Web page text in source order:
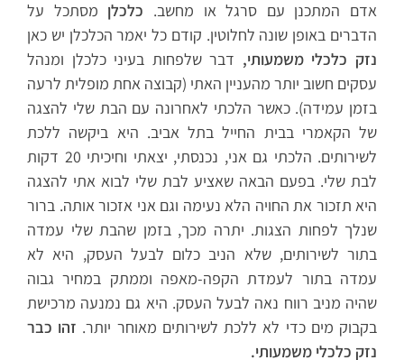
אדם המתכנן עם סרגל או מחשב.כלכלןמסתכל על
הדברים באופן שונה לחלוטין. קודם כל יאמר הכלכלן יש כאן
נזק כלכלי משמעותי,דבר שלפחות בעיני כלכלן ומנהל
עסקים חשוב יותר מהעניין האתי (קבוצה אחת מופלית לרעה
בזמן עמידה). כאשר הלכתי לאחרונה עם הבת שלי להצגה
של הקאמרי בבית החייל בתל אביב. היא ביקשה ללכת
לשירותים. הלכתי גם אני, נכנסתי, יצאתי וחיכיתי 20 דקות
לבת שלי. בפעם הבאה שאציע לבת שלי לבוא אתי להצגה
היא תזכור את החויה הלא נעימה וגם אני אזכור אותה. ברור
שנלך לפחות הצגות. יתרה מכך, בזמן שהבת שלי עמדה
בתור לשירותים, שלא הניב כלום לבעל העסק, היא לא
עמדה בתור לעמדת הקפה-מאפה וממתק במחיר גבוה
שהיה מניב רווח נאה לבעל העסק. היא גם נמנעה מרכישת
בקבוק מים כדי לא ללכת לשירותים מאוחר יותר.זהו כבר
נזק כלכלי משמעותי.